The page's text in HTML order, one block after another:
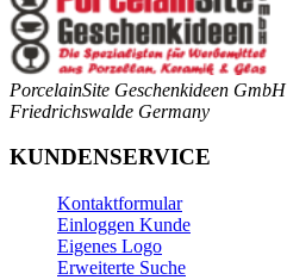
PorcelainSite Geschenkideen GmbH
Friedrichswalde Germany
KUNDENSERVICE
Kontaktformular
Einloggen Kunde
Eigenes Logo
Erweiterte Suche